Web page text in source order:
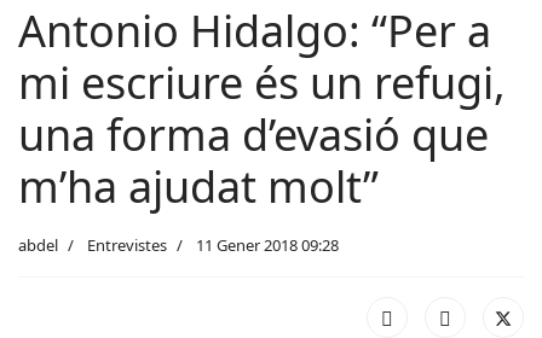
Antonio Hidalgo: “Per a
mi escriure és un refugi,
una forma d’evasió que
m’ha ajudat molt”
abdel Entrevistes 11 Gener 2018 09:28